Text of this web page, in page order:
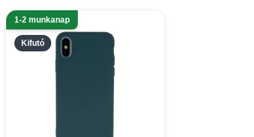
Kifutó
1-2 munkanap